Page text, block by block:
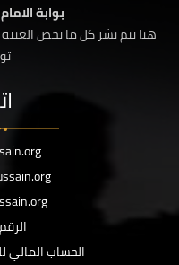
بوابة
هنا يتم نشر كل ما يخص
الحساب المالي